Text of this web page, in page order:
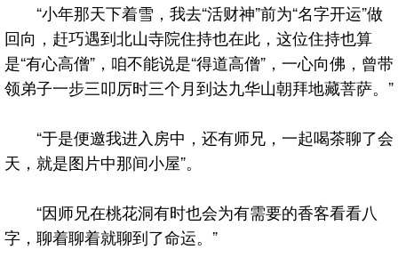
“小年那天下着雪，我去“活财神”前为“名字开运”做
回向，赶巧遇到北山寺院住持也在此，这位住持也算
是“有心高僧”，咱不能说是“得道高僧”，一心向佛，曾带
领弟子一步三叩厉时三个月到达九华山朝拜地藏菩萨。”
“于是便邀我进入房中，还有师兄，一起喝茶聊了会
天，就是图片中那间小屋”。
“因师兄在桃花洞有时也会为有需要的香客看看八
字，聊着聊着就聊到了命运。”